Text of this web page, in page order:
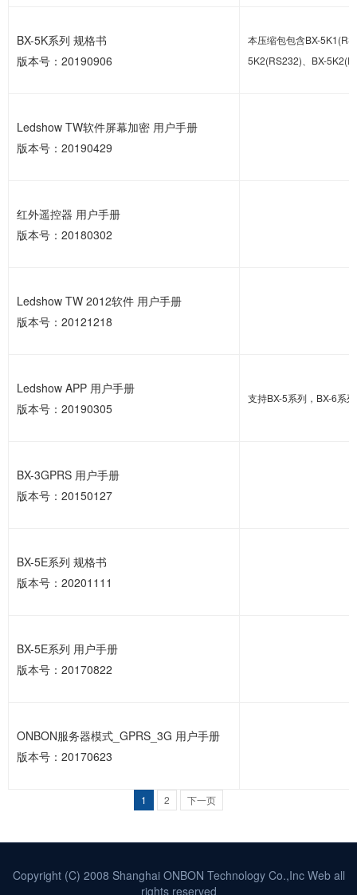
BX-5K系列 规格书
版本号：20190906
本压缩包包含BX-
5K2(RS232)、BX-
Ledshow TW软件屏幕加密 用户手册
版本号：20190429
红外遥控器 用户手册
版本号：20180302
Ledshow TW 2012软件 用户手册
版本号：20121218
Ledshow APP 用户手册
版本号：20190305
支持BX-5系列，BX-6系
BX-3GPRS 用户手册
版本号：20150127
BX-5E系列 规格书
版本号：20201111
BX-5E系列 用户手册
版本号：20170822
ONBON服务器模式_GPRS_3G 用户手册
版本号：20170623
1 2 下一页
Copyright (C) 2008 Shanghai ONBON Technology Co.,Inc Web all
rights reserved